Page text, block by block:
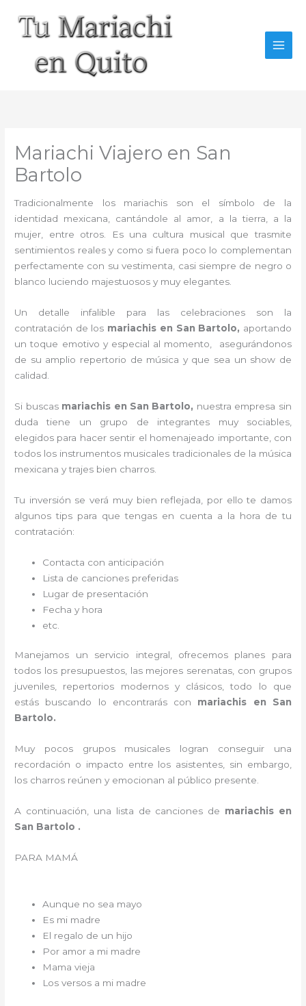
contenido
Mariachi Viajero en San
Bartolo
Tradicionalmente los mariachis son el símbolo de la
identidad mexicana, cantándole al amor, a la tierra, a la
mujer, entre otros. Es una cultura musical que trasmite
sentimientos reales y como si fuera poco lo complementan
perfectamente con su vestimenta, casi siempre de negro o
blanco luciendo majestuosos y muy elegantes.
Un detalle infalible para las celebraciones son la
contratación de los mariachis en San Bartolo, aportando
un toque emotivo y especial al momento, asegurándonos
de su amplio repertorio de música y que sea un show de
calidad.
Si buscas mariachis en San Bartolo, nuestra empresa sin
duda tiene un grupo de integrantes muy sociables,
elegidos para hacer sentir el homenajeado importante, con
todos los instrumentos musicales tradicionales de la música
mexicana y trajes bien charros.
Tu inversión se verá muy bien reflejada, por ello te damos
algunos tips para que tengas en cuenta a la hora de tu
contratación:
Contacta con anticipación
Lista de canciones preferidas
Lugar de presentación
Fecha y hora
etc.
Manejamos un servicio integral, ofrecemos planes para
todos los presupuestos, las mejores serenatas, con grupos
juveniles, repertorios modernos y clásicos, todo lo que
estás buscando lo encontrarás con mariachis en San
Bartolo.
Muy pocos grupos musicales logran conseguir una
recordación o impacto entre los asistentes, sin embargo,
los charros reúnen y emocionan al público presente.
A continuación, una lista de canciones de mariachis en
San Bartolo .
PARA MAMÁ
Aunque no sea mayo
Es mi madre
El regalo de un hijo
Por amor a mi madre
Mama vieja
Los versos a mi madre